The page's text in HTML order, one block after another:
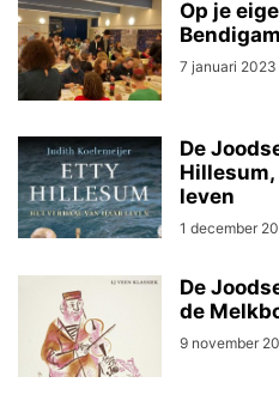
Op je
7 januari 2023
De
leven
1 december
De
de
9 november